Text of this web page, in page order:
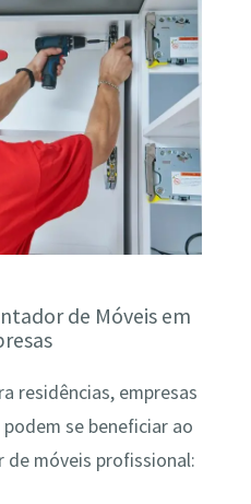
de Móveis em
residências, empresas
se beneficiar ao
móveis profissional: